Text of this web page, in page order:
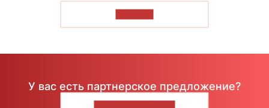
У вас есть партнерское предложение?